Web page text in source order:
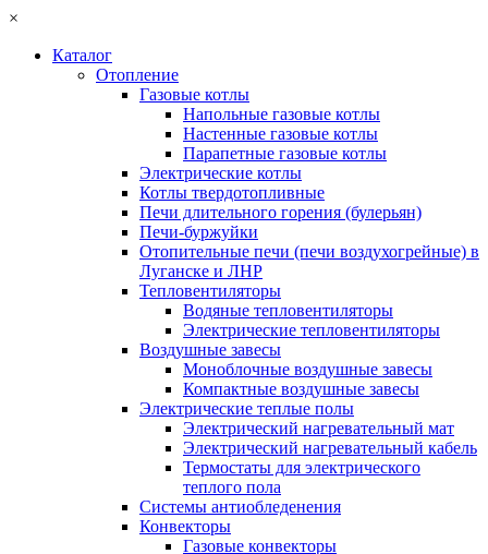
×
Каталог
Отопление
Газовые котлы
Напольные газовые котлы
Настенные газовые котлы
Парапетные газовые котлы
Электрические котлы
Котлы твердотопливные
Печи длительного горения (булерьян)
Печи-буржуйки
Отопительные печи (печи воздухогрейные) в
Луганске и ЛНР
Тепловентиляторы
Водяные тепловентиляторы
Электрические тепловентиляторы
Воздушные завесы
Моноблочные воздушные завесы
Компактные воздушные завесы
Электрические теплые полы
Электрический нагревательный мат
Электрический нагревательный кабель
Термостаты для электрического
теплого пола
Системы антиобледенения
Конвекторы
Газовые конвекторы